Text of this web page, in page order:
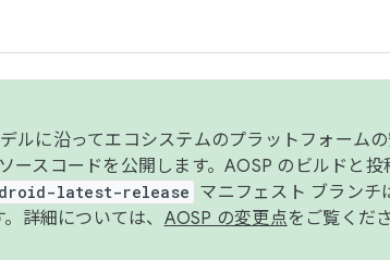
ルに沿ってエコシステムのプラットフォーム
ースコードを公開します。AOSP のビルドと投
latest-release マニフェスト ブランチ
詳細については、 AOSP の変更点をご覧くだ